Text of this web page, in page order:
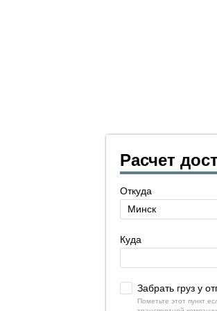
Расчет
Откуда
Куда
Забрать груз у
Пометьте этот пункт